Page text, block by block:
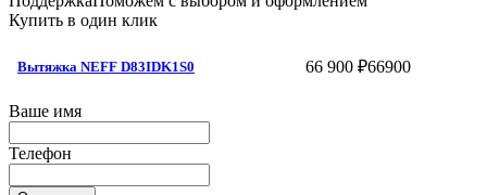
Купить в один клик
Вытяжка NEFF D83IDK1S0 66 900 ₽66900
Ваше имя
Телефон